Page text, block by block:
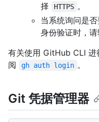
择
HTTPS 。
当系统询问是
身份验证时，请
有关使用 GitHub CLI 进
阅
gh auth login 。
Git 凭据管理器